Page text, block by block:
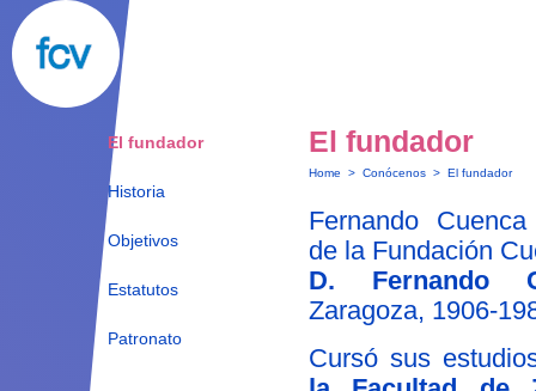
El fundador
Historia
Objetivos
Estatutos
Patronato
El fundador
Home > Conócenos > El fundador
Fernando
de la Fundación
D. Fernando
Zaragoza, 1906-
Cursó sus